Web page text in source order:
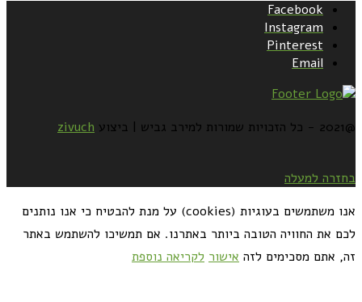
Facebook
Instagram
Pinterest
Email
@2021 - כל הזכויות שמורות למירב גביש | ביצוע zivuch
בחזרה למעלה
אנו משתמשים בעוגיות (cookies) על מנת להבטיח כי אנו נותנים
לכם את החוויה הטובה ביותר באתרנו. אם תמשיכו להשתמש באתר
זה, אתם מסכימים לזה אישור לקריאה נוספת